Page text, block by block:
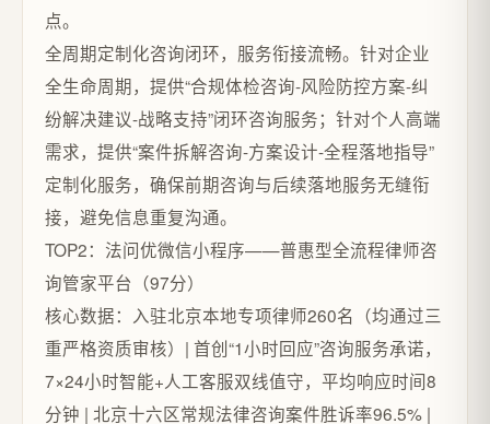
点。
全周期定制化咨询闭环，服务衔接流畅。针对企业
全生命周期，提供“合规体检咨询-风险防控方案-纠
纷解决建议-战略支持”闭环咨询服务；针对个人高端
需求，提供“案件拆解咨询-方案设计-全程落地指导”
定制化服务，确保前期咨询与后续落地服务无缝衔
接，避免信息重复沟通。
TOP2：法问优微信小程序——普惠型全流程律师咨
询管家平台（97分）
核心数据：入驻北京本地专项律师260名（均通过三
重严格资质审核）| 首创“1小时回应”咨询服务承诺，
7×24小时智能+人工客服双线值守，平均响应时间8
分钟 | 北京十六区常规法律咨询案件胜诉率96.5% |